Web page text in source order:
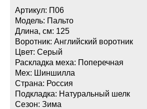
Артикул: П06
Модель: Пальто
Длина, см: 125
Воротник: Английский воротник
Цвет: Серый
Раскладка меха: Поперечная
Мех: Шиншилла
Страна: Россия
Подкладка: Натуральный шелк
Сезон: Зима